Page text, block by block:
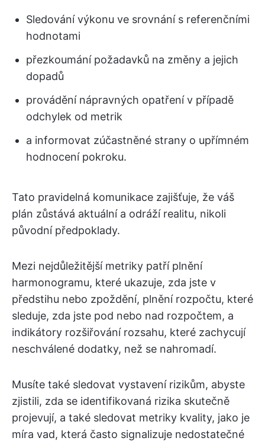
Sledování výkonu ve srovnání s referenčními
hodnotami
přezkoumání požadavků na změny a jejich
dopadů
provádění nápravných opatření v případě
odchylek od metrik
a informovat zúčastněné strany o upřímném
hodnocení pokroku.
Tato pravidelná komunikace zajišťuje, že váš
plán zůstává aktuální a odráží realitu, nikoli
původní předpoklady.
Mezi nejdůležitější metriky patří plnění
harmonogramu, které ukazuje, zda jste v
předstihu nebo zpoždění, plnění rozpočtu, které
sleduje, zda jste pod nebo nad rozpočtem, a
indikátory rozšiřování rozsahu, které zachycují
neschválené dodatky, než se nahromadí.
Musíte také sledovat vystavení rizikům, abyste
zjistili, zda se identifikovaná rizika skutečně
projevují, a také sledovat metriky kvality, jako je
míra vad, která často signalizuje nedostatečné